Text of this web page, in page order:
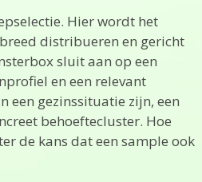
Hier wordt het
distribueren en gericht
sluit aan op een
en een relevant
een gezinssituatie zijn, een
behoeftecluster. Hoe
de kans dat een sample ook